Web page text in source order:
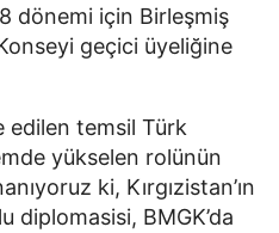
dönemi için Birleşmiş
geçici üyeliğine
edilen temsil Türk
yükselen rolünün
ki, Kırgızistan’ın
diplomasisi, BMGK’da